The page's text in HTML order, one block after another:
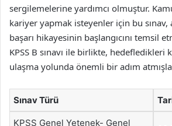
sergilemelerine yardımcı olmuştur.
kariyer yapmak isteyenler için bu sınav,
başarı hikayesinin başlangıcını temsil
KPSS B sınavı ile birlikte, hedefledikleri
ulaşma yolunda önemli bir adım
Sınav Türü
KPSS Genel Yetenek- Genel